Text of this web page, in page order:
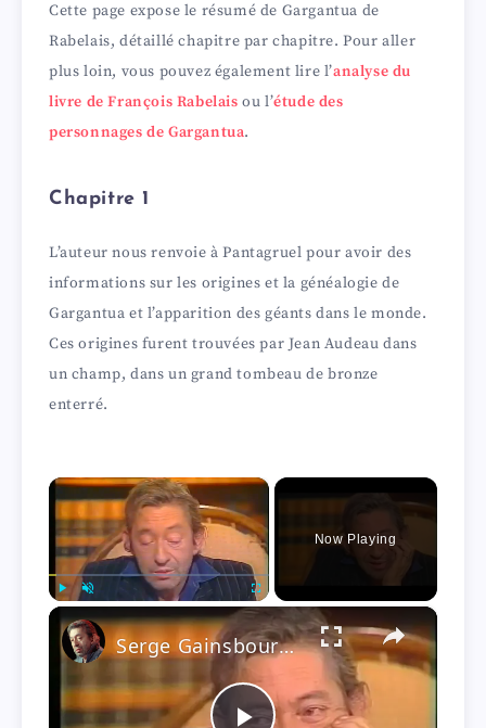
Cette page expose le résumé de Gargantua de
Rabelais, détaillé chapitre par chapitre. Pour aller
plus loin, vous pouvez également lire l’analyse du
livre de François Rabelais ou l’étude des
personnages de Gargantua.
Chapitre 1
L’auteur nous renvoie à Pantagruel pour avoir des
informations sur les origines et la généalogie de
Gargantua et l’apparition des géants dans le monde.
Ces origines furent trouvées par Jean Audeau dans
un champ, dans un grand tombeau de bronze
enterré.
×
Now Playing
×
Serge Gainsbourg - Et si on se disait tout - 1989 - partie 1/2